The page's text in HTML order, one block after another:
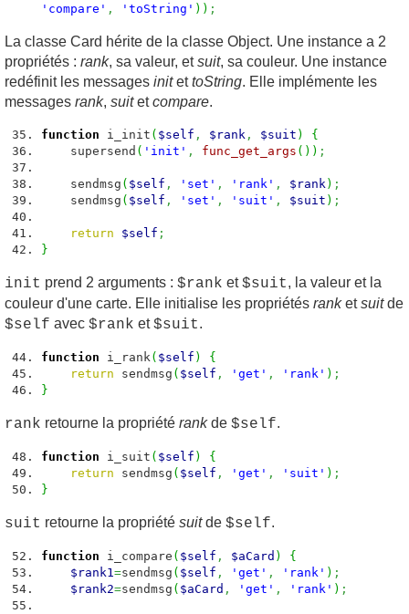
'compare' , 'toString' ) ) ;
La classe Card hérite de la classe Object. Une instance a 2
propriétés : rank, sa valeur, etsuit, sa couleur. Une instance
redéfinit les messages initettoString. Elle implémente les
messages rank, suitetcompare.
function i_init ( $self , $rank , $suit )
{
supersend ( 'init' , func_get_args ( ) ) ;
sendmsg ( $self , 'set' , 'rank' , $rank) ;
sendmsg ( $self , 'set' , 'suit' , $suit ) ;
return $self ;
}
init prend 2 arguments : $rank et$suit, la valeur et la
couleur d'une carte. Elle initialise les propriétés ranketsuitde
$self avec $rank et$suit.
function i_rank( $self )
{
return sendmsg ( $self , 'get' , 'rank' ) ;
}
rank retourne la propriété rankde $self.
function i_suit ( $self )
{
return sendmsg ( $self , 'get' , 'suit' ) ;
}
suit retourne la propriété suitde $self.
function i_compare ( $self , $aCard )
{
$rank1=sendmsg ( $self , 'get' , 'rank' ) ;
$rank2=sendmsg ( $aCard , 'get' , 'rank' ) ;